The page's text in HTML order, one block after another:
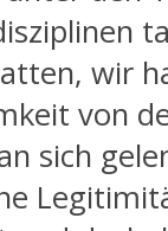
wir
von
sich